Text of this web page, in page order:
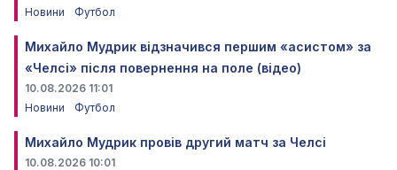
Новини
Футбол
Михайло Мудрик відзначився першим «асистом» за
«Челсі» після повернення на поле (відео)
10.08.2026 11:01
Новини
Футбол
Михайло Мудрик провів другий матч за Челсі
10.08.2026 10:01